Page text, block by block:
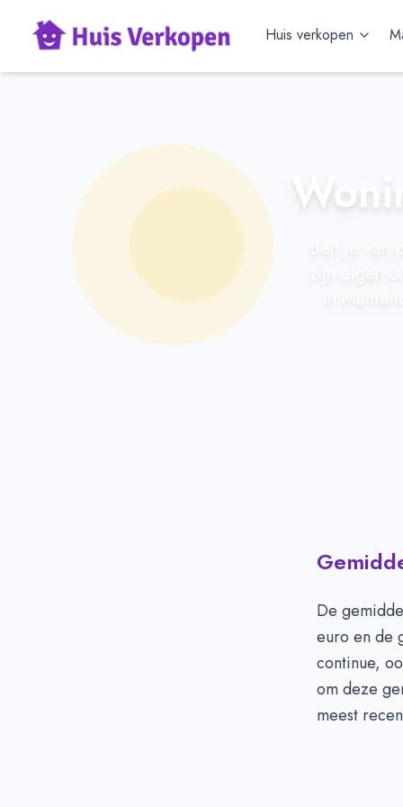
Huis verkopen
De
euro en de
continue,
om deze
meest